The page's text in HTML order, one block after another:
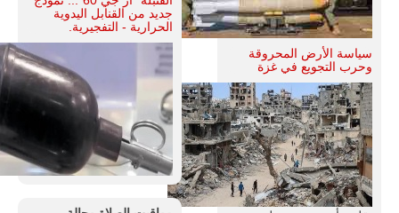
سياسة الأرض المحروقة
وحرب التجويع في غزة
جديد من القنابل اليدوية
الحرارية - التفجيرية.